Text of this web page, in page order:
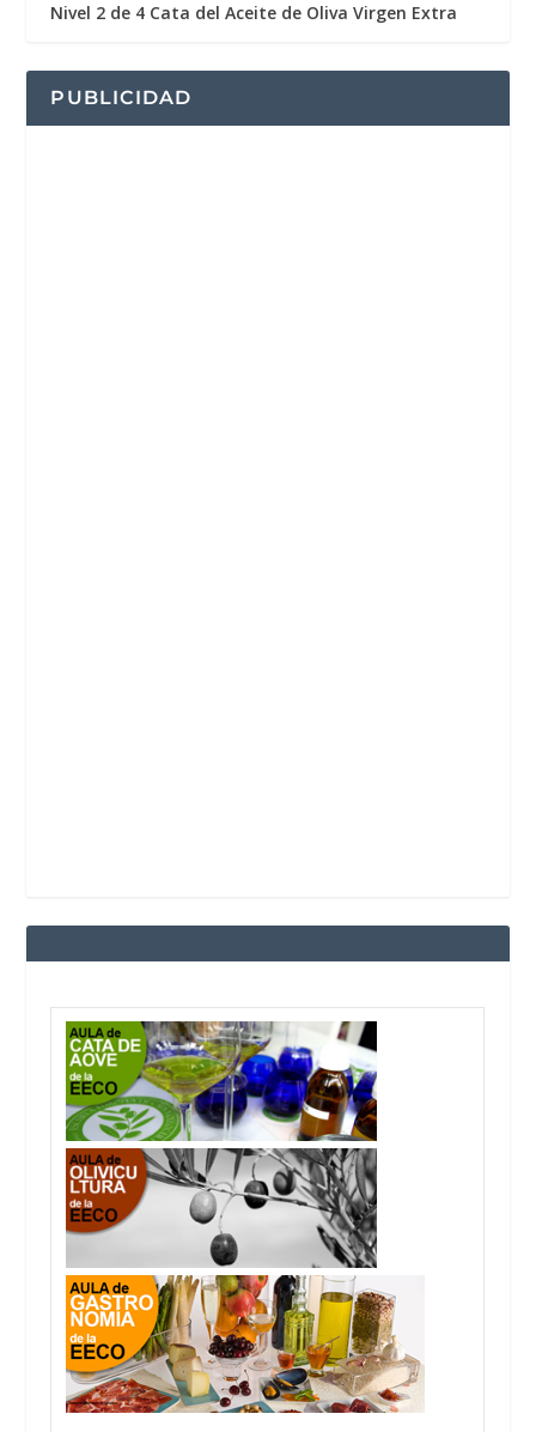
Nivel 2 de 4 Cata del Aceite de Oliva Virgen Extra
PUBLICIDAD